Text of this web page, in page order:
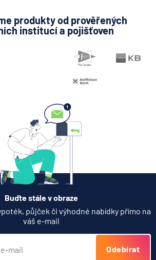
6.8.2026 Daně
Když rozhoduje stres: nové
triky bankovních
podvodníků
všechny články
produkty od prověřených
institucí a pojišťoven
Buďte stále v obraze
půjček či výhodné nabídky přímo na
váš e-mail
Odebírat